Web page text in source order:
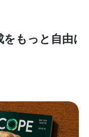
もっと自由に